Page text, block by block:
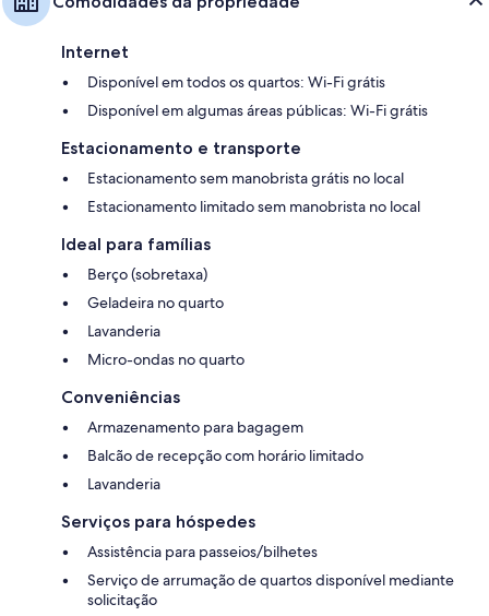
Internet
Disponível em todos os quartos: Wi-Fi grátis
Disponível em algumas áreas públicas: Wi-Fi grátis
Estacionamento e transporte
Estacionamento sem manobrista grátis no local
Estacionamento limitado sem manobrista no local
Ideal para famílias
Berço (sobretaxa)
Geladeira no quarto
Lavanderia
Micro-ondas no quarto
Conveniências
Armazenamento para bagagem
Balcão de recepção com horário limitado
Lavanderia
Serviços para hóspedes
Assistência para passeios/bilhetes
Serviço de arrumação de quartos disponível mediante
solicitação